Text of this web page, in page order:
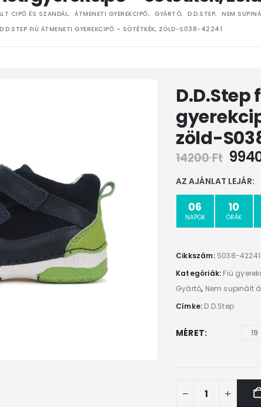
CIPŐ ÉS SZANDÁL, ÁTMENETI GYEREKCIPŐ, GYÁRTÓ, D.D.STEP, NEM
D.D.STEP FIÚ ÁTMENETI GYEREKCIPŐ – SÖTÉTKÉK, ZÖLD-S038-42241
zöld-
14200Ft
AZ AJÁNLAT LEJÁR:
06
NAPOK
10
ÓRÁK
Cikkszám: S038-42241
Kategóriák: Fiú
Gyártó, Nem supinált
Címke: D.D.Step
MÉRET 19